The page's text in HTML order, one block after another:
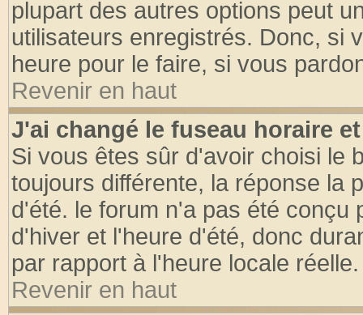
plupart des autres options peut
utilisateurs enregistrés. Donc, si
heure pour le faire, si vous
Revenir en haut
J'ai changé le fuseau horaire
Si vous êtes sûr d'avoir choisi le
toujours différente, la réponse la
d'été. le forum n'a pas été conçu
d'hiver et l'heure d'été, donc
par rapport à l'heure locale réelle.
Revenir en haut